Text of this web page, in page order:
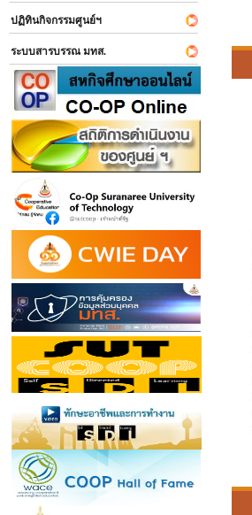
ปฏิทินกิจกรรมศูนย์ฯ
ระบบสารบรรณ มทส.